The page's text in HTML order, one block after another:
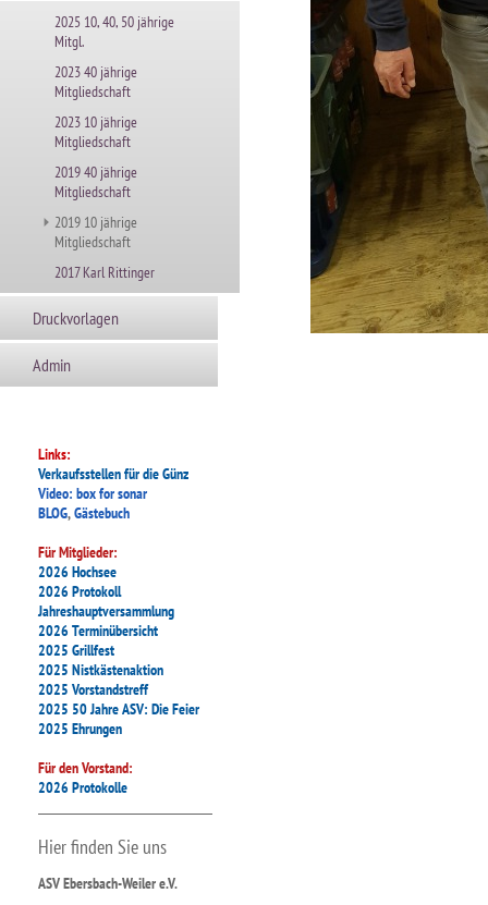
2025 10, 40, 50 jährige
Mitgl.
2023 40 jährige
Mitgliedschaft
2023 10 jährige
Mitgliedschaft
2019 40 jährige
Mitgliedschaft
2019 10 jährige
Mitgliedschaft
2017 Karl Rittinger
Druckvorlagen
Admin
Links:
Verkaufsstellen für die Günz
Video: box for sonar
BLOG,Gästebuch
Für Mitglieder:
2026 Hochsee
2026 Protokoll
Jahreshauptversammlung
2026 Terminübersicht
2025 Grillfest
2025 Nistkästenaktion
2025 Vorstandstreff
2025 50 Jahre ASV: Die Feier
2025 Ehrungen
Für den Vorstand:
2026 Protokolle
Hier finden Sie uns
ASV Ebersbach-Weiler e.V.